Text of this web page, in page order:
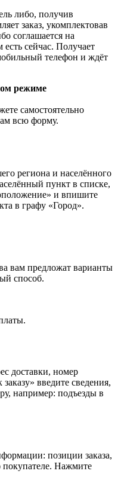
либо, получив
заказ, укомплектовав
соглашается на
сейчас. Получает
телефон и ждёт
режиме
самостоятельно
всю форму.
региона и населённого
пункт в списке,
и впишите
в графу «Город».
вам предложат варианты
способ.
доставки, номер
введите сведения,
например: подъезды в
позиции заказа,
Нажмите